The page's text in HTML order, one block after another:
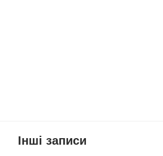
Інші записи